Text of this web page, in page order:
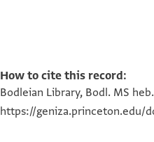
How to cite this record:
Bodleian Library, Bodl. MS
https://geniza.princeton.edu/